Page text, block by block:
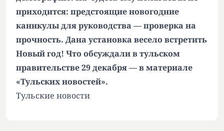
приходится: предстоящие новогодние
каникулы для руководства — проверка на
прочность. Дана установка весело встретить
Новый год! Что обсуждали в тульском
правительстве 29 декабря — в материале
«Тульских новостей».
Тульские новости